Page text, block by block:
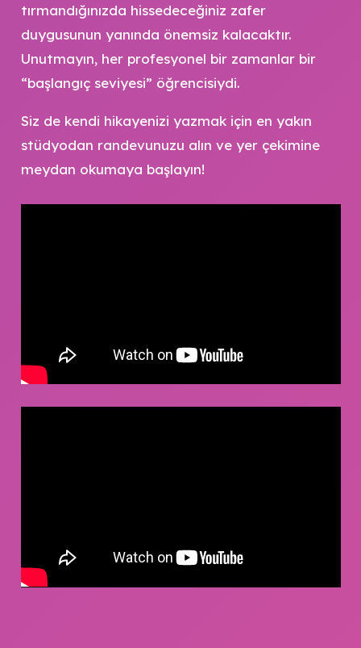
tırmandığınızda hissedeceğiniz zafer
duygusunun yanında önemsiz kalacaktır.
Unutmayın, her profesyonel bir zamanlar bir
“başlangıç seviyesi” öğrencisiydi.
Siz de kendi hikayenizi yazmak için en yakın
stüdyodan randevunuzu alın ve yer çekimine
meydan okumaya başlayın!